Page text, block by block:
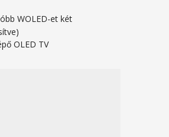
WOLED-et két
OLED TV